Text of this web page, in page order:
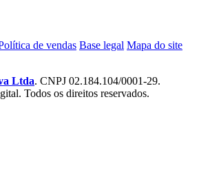
de vendas Base legal Mapa do site
Ltda. CNPJ 02.184.104/0001-29.
Todos os direitos reservados.